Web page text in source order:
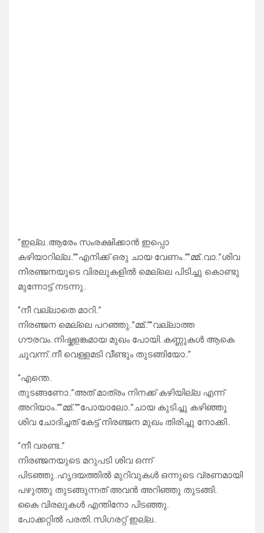
“ഇല്ല..ആരേം സംരക്ഷിക്കാൻ ഇപ്പൊ
കഴിയാറില്ല..””എനിക്ക് ഒരു ചായ വേണം..””മ്മ്..വാ..”ശിവ
നിരഞ്ജനയുടെ വിരലുകളിൽ മെല്ലെ പിടിച്ചു കൊണ്ടു
മുന്നോട്ട് നടന്നു..
“നീ വല്ലാതെ മാറി..”
നിരഞ്ജന മെല്ലെ പറഞ്ഞു..”മ്മ്..””വല്ലാത്ത
ഗൗരവം..നിഷ്കളങ്കമായ മുഖം പോയി..കണ്ണുകൾ ആകെ
ചുവന്ന്..നീ വെള്ളമടി വീണ്ടും തുടങ്ങിയോ..”
“എന്തെ..
തുടങ്ങണോ..”അത് മാത്രം നിനക്ക് കഴിയില്ല എന്ന്
അറിയാം..””മ്മ്..””പോയാലോ..”ചായ കുടിച്ചു കഴിഞ്ഞു
ശിവ ചോദിച്ചത് കേട്ട് നിരഞ്ജന മുഖം തിരിച്ചു നോക്കി..
“നീ വരണ്ട..”
നിരഞ്ജനയുടെ മറുപടി ശിവ ഒന്ന്
പിടഞ്ഞു..ഹൃദയത്തിൽ മുറിവുകൾ ഒന്നുടെ വ്രണമായി
പഴുത്തു തുടങ്ങുന്നത് അവൻ അറിഞ്ഞു തുടങ്ങി..
കൈ വിരലുകൾ എന്തിനോ പിടഞ്ഞു..
പോക്കറ്റിൽ പരതി..സിഗരറ്റ് ഇല്ല..